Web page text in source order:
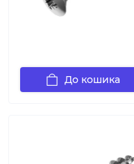
До кошика